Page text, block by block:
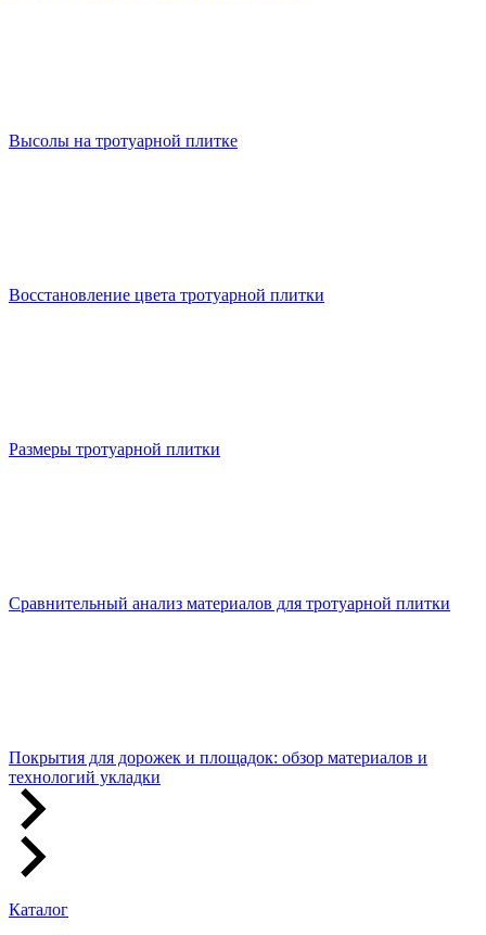
Высолы на тротуарной плитке
Восстановление цвета тротуарной плитки
Размеры тротуарной плитки
Сравнительный анализ материалов для тротуарной плитки
Покрытия для дорожек и площадок: обзор материалов и
технологий укладки
Каталог